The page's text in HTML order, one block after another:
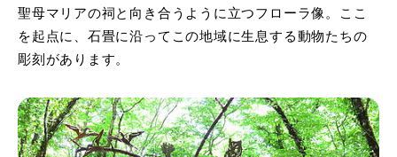
聖母マリアの祠と向き合うように立つフローラ像。ここ
を起点に、石畳に沿ってこの地域に生息する動物たちの
彫刻があります。